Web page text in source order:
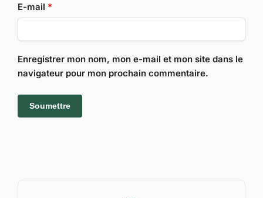
E-mail *
Enregistrer mon nom, mon e-mail et mon site dans le
navigateur pour mon prochain commentaire.